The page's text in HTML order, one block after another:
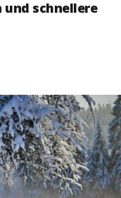
schnellere